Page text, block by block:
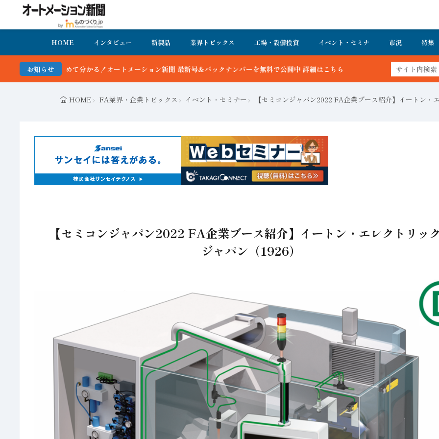
HOME インタビュー 新製品 業界トピックス 工場・設備投資 イベント・セミナ 市況 特集
お知らせ
メーション新聞 最新号＆バックナンバーを無料で公開中 詳細はこちら
HOME FA業界・企業トピックス イベント・セミナー 【セミコンジャパン2022 FA企業ブース紹介】イートン・
【セミコンジャパン2022 FA企業ブース紹介】イートン・エレクトリッ
ジャパン（1926）